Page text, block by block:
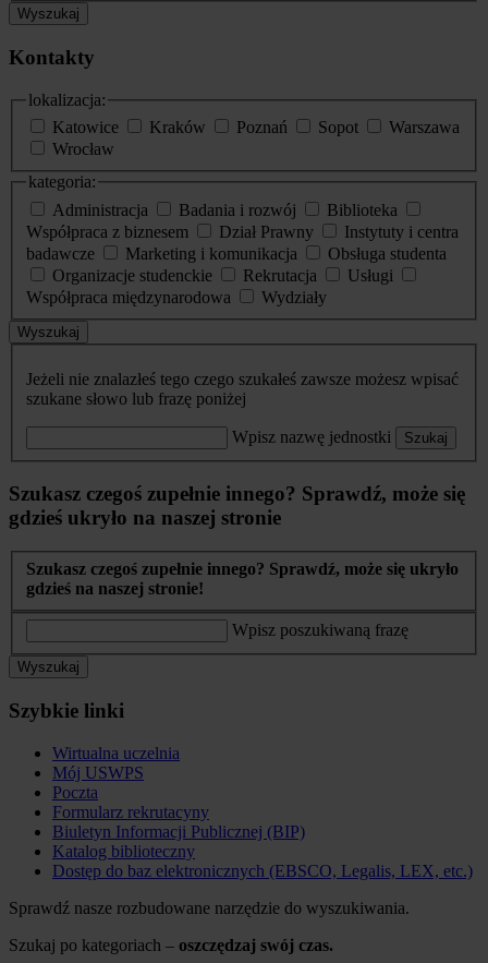
Wyszukaj
Kontakty
lokalizacja:
Katowice
Kraków Poznań Sopot
Warszawa
Wrocław
kategoria:
Administracja
Badania i rozwój
Biblioteka
Współpraca z biznesem
Dział Prawny
Instytuty i centra
badawcze
Marketing i komunikacja
Obsługa studenta
Organizacje studenckie
Rekrutacja
Usługi
Współpraca międzynarodowa
Wydziały
Wyszukaj
Jeżeli nie znalazłeś tego czego szukałeś zawsze możesz wpisać
szukane słowo lub frazę poniżej
Wpisz nazwę jednostki Szukaj
Szukasz czegoś zupełnie innego? Sprawdź, może się
gdzieś ukryło na naszej stronie
Szukasz czegoś zupełnie innego? Sprawdź, może się ukryło
gdzieś na naszej stronie!
Wpisz poszukiwaną frazę
Wyszukaj
Szybkie linki
Wirtualna uczelnia
Mój USWPS
Poczta
Formularz rekrutacyny
Biuletyn Informacji Publicznej (BIP)
Katalog biblioteczny
Dostęp do baz elektronicznych (EBSCO, Legalis, LEX, etc.)
Sprawdź nasze rozbudowane narzędzie do wyszukiwania.
Szukaj po kategoriach – oszczędzaj swój czas.